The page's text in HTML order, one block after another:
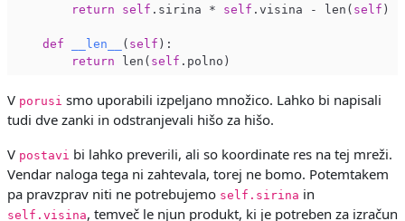
return
self .sirina * self .visina - len( self )
def __len__ ( self ) :
return len( self
V porusi smo uporabili izpeljano množico. Lahko bi napisali
tudi dve zanki in odstranjevali hišo za hišo.
V postavi bi lahko preverili, ali so koordinate res na tej mreži.
Vendar naloga tega ni zahtevala, torej ne bomo. Potemtakem
pa pravzprav niti ne potrebujemo self.sirina in
self.visina, temveč le njun produkt, ki je potreben za izračun